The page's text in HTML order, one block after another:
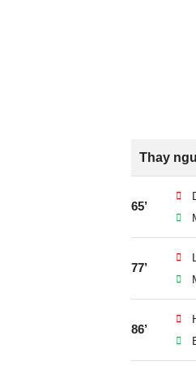
Thay
65’
77’
86’